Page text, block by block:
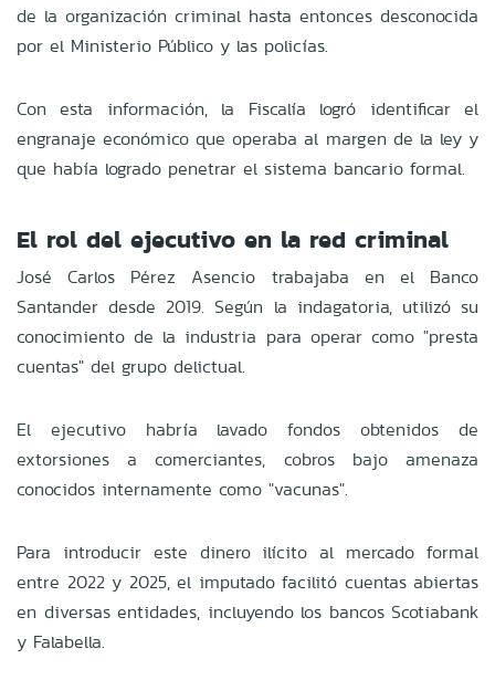
de la organización criminal hasta entonces desconocida
por el Ministerio Público y las policías.
Con esta información, la Fiscalía logró identificar el
engranaje económico que operaba al margen de la ley y
que había logrado penetrar el sistema bancario formal.
El rol del ejecutivo en la red criminal
José Carlos Pérez Asencio trabajaba en el Banco
Santander desde 2019. Según la indagatoria, utilizó su
conocimiento de la industria para operar como "presta
cuentas" del grupo delictual.
El ejecutivo habría lavado fondos obtenidos de
extorsiones a comerciantes, cobros bajo amenaza
conocidos internamente como "vacunas".
Para introducir este dinero ilícito al mercado formal
entre 2022 y 2025, el imputado facilitó cuentas abiertas
en diversas entidades, incluyendo los bancos Scotiabank
y Falabella.